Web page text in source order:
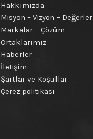
Hakkımızda
Misyon – Vizyon – Değerler
Markalar – Çözüm
Ortaklarımız
Haberler
İletişim
Şartlar ve Koşullar
Çerez politikası